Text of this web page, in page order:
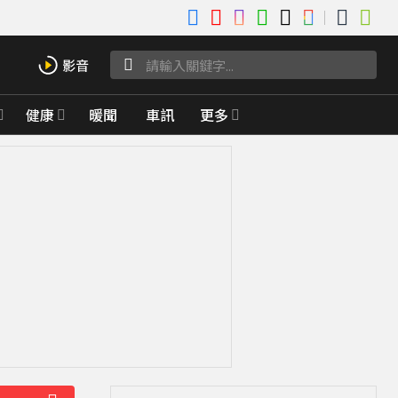
健康 暖聞 車訊 更多